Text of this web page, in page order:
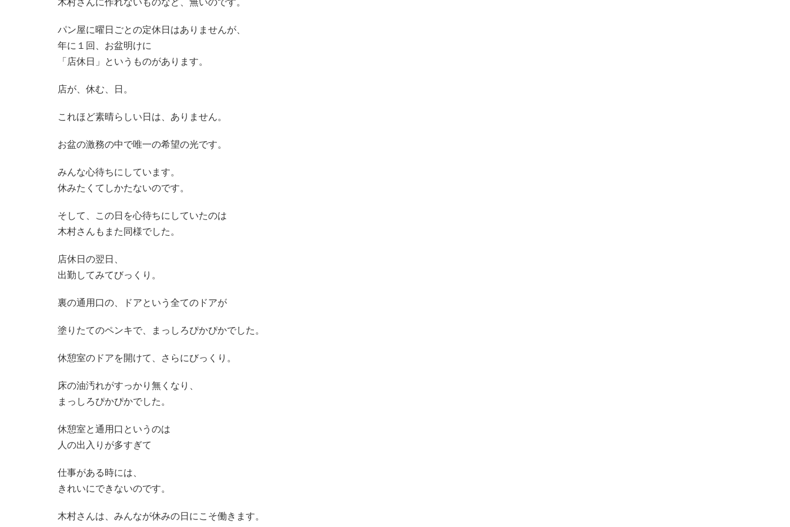
パン屋に曜日ごとの定休日はありませんが、
年に１回、お盆明けに
「店休日」というものがあります。
店が、休む、日。
これほど素晴らしい日は、ありません。
お盆の激務の中で唯一の希望の光です。
みんな心待ちにしています。
休みたくてしかたないのです。
そして、この日を心待ちにしていたのは
木村さんもまた同様でした。
店休日の翌日、
出勤してみてびっくり。
裏の通用口の、ドアという全てのドアが
塗りたてのペンキで、まっしろぴかぴかでした。
休憩室のドアを開けて、さらにびっくり。
床の油汚れがすっかり無くなり、
まっしろぴかぴかでした。
休憩室と通用口というのは
人の出入りが多すぎて
仕事がある時には、
きれいにできないのです。
木村さんは、みんなが休みの日にこそ働きます。